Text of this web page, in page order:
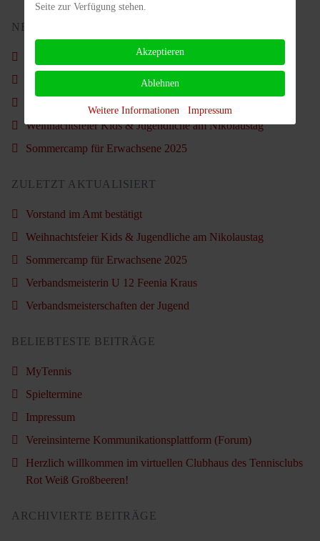
NEUSTE BEITRÄGE
Weihnachtsfeier Kids & Jugendliche am Nikolaustag
Sommercamp für Erwachsene 2025
ZULETZT AKTUALISIERT
Vorstand im Amt bestätigt
Weihnachtsfeier Kids & Jugendliche am Nikolaustag
Sommercamp für Erwachsene 2025
Verbandsmeisterin U 12 Feenia Kraus
Verbandsmeisterschaften der Jugend
BELIEBTESTE BEITRÄGE
MyTennis
Spieltermine
Impressum
Vereinsinterne Kommunikationsplattform (Forum)
Herzlich willkommen im virtuellen Clubhaus des Tennisclubs
Rot Weiß Großbeeren!
ARCHIVIERTE BEITRÄGE
Seite zur Verfügung stehen.
Akzeptieren
Ablehnen
Weitere Informationen Impressum